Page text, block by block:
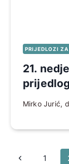
PRIJEDLOZI
21.
Mirko Jurić,
Page
Prethodna
1